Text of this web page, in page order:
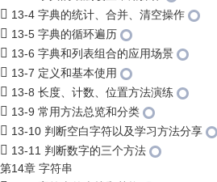
13-4 字典的统计、合并、清空操作
13-5 字典的循环遍历
13-6 字典和列表组合的应用场景
13-7 定义和基本使用
13-8 长度、计数、位置方法演练
13-9 常用方法总览和分类
13-10 判断空白字符以及学习方法分享
13-11 判断数字的三个方法
第14章 字符串